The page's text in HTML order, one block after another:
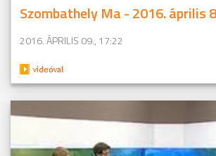
Szombathely Ma - 2016. április
2016. ÁPRILIS 09., 17:22